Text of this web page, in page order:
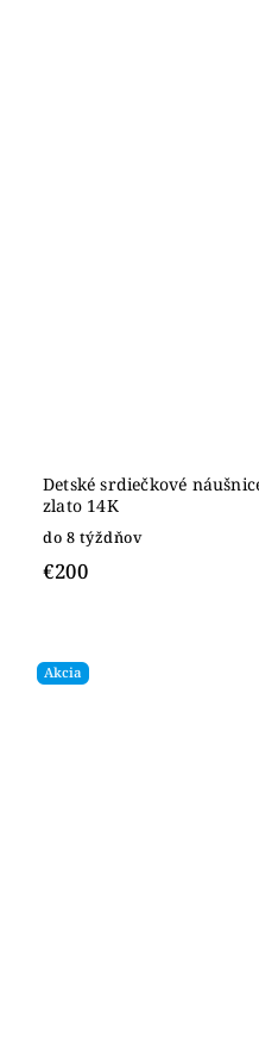
Detské srdiečkové
zlato 14K
do 8 týždňov
€200
Akcia